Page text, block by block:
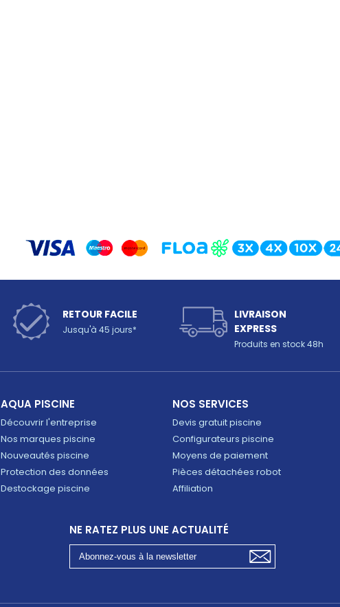
RETOUR FACILE
Jusqu'à 45 jours*
LIVRAISON
EXPRESS
Produits en stock 48h
AQUA PISCINE
Découvrir l'entreprise
Nos marques piscine
Nouveautés piscine
Protection des données
Destockage piscine
NOS SERVICES
Devis gratuit piscine
Configurateurs piscine
Moyens de paiement
Pièces détachées robot
Affiliation
NE RATEZ PLUS UNE ACTUALITÉ